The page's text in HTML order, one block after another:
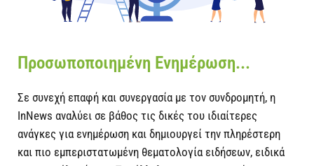
Προσωποποιημένη Ενημέρωση...
Σε συνεχή επαφή και συνεργασία με τον συνδρομητή, η
InΝews αναλύει σε βάθος τις δικές του ιδιαίτερες
ανάγκες για ενημέρωση και δημιουργεί την πληρέστερη
και πιο εμπεριστατωμένη θεματολογία ειδήσεων, ειδικά